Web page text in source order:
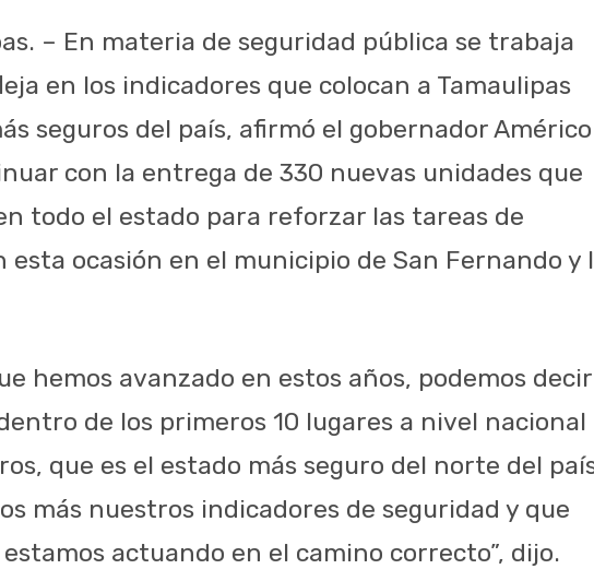
– En materia de seguridad pública se trabaja
en los indicadores que colocan a Tamaulipas
seguros del país, afirmó el gobernador Américo
con la entrega de 330 nuevas unidades que
todo el estado para reforzar las tareas de
ocasión en el municipio de San Fernando y
hemos avanzado en estos años, podemos decir
de los primeros 10 lugares a nivel nacional
que es el estado más seguro del norte del
más nuestros indicadores de seguridad y que
actuando en el camino correcto”, dijo.